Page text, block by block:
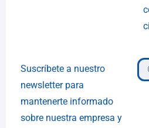
Suscríbete a nuestro
newsletter para
mantenerte informado
sobre nuestra empresa y